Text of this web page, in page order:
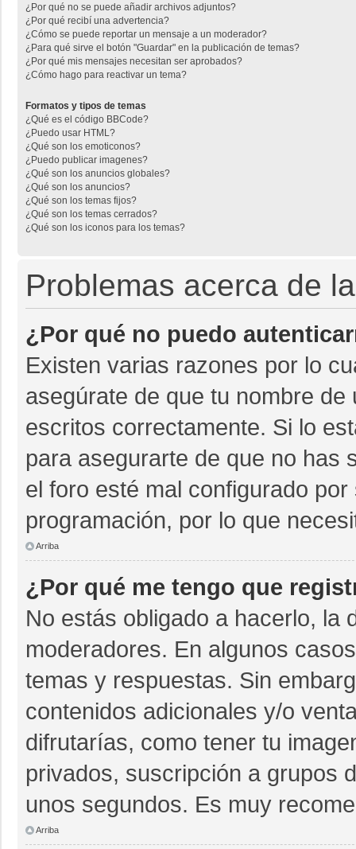
¿Por qué no se puede añadir archivos adjuntos?
¿Por qué recibí una advertencia?
¿Cómo se puede reportar un mensaje a un moderador?
¿Para qué sirve el botón "Guardar" en la publicación de temas?
¿Por qué mis mensajes necesitan ser aprobados?
¿Cómo hago para reactivar un tema?
Formatos y tipos de temas
¿Qué es el código BBCode?
¿Puedo usar HTML?
¿Qué son los emoticonos?
¿Puedo publicar imagenes?
¿Qué son los anuncios globales?
¿Qué son los anuncios?
¿Qué son los temas fijos?
¿Qué son los temas cerrados?
¿Qué son los iconos para los temas?
Problemas acerca de
¿Por qué no puedo
Existen varias razones por lo
asegúrate de que tu nombre
escritos correctamente. Si lo
para asegurarte de que no has
el foro esté mal configurado
programación, por lo que
Arriba
¿Por qué me tengo que
No estás obligado a hacerlo, la
moderadores. En algunos
temas y respuestas. Sin
contenidos adicionales y/o
difrutarías, como tener tu
privados, suscripción a grupos
unos segundos. Es muy
Arriba